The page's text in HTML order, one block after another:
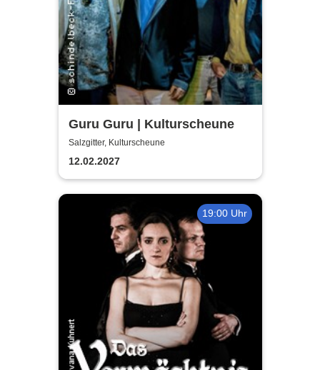
Guru Guru | Kulturscheune
Salzgitter, Kulturscheune
12.02.2027
19:00 Uhr